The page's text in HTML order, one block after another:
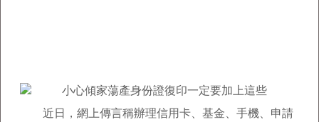
近日，網上傳言稱辦理信用卡、基金、手機、申請